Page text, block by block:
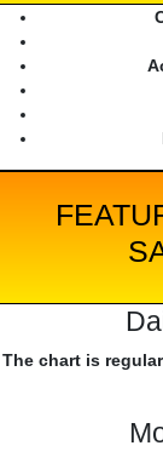
The chart is